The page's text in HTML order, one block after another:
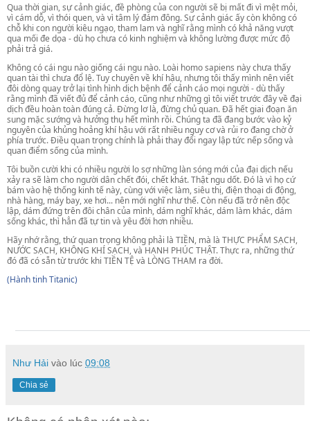
Qua thời gian, sự cảnh giác, đề phòng của con người sẽ bị mất đi vì mệt mỏi,
vì cám dỗ, vì thói quen, và vì tâm lý đám đông. Sự cảnh giác ấy còn không có
chỗ khi con người kiêu ngạo, tham lam và nghĩ rằng mình có khả năng vượt
qua mối đe dọa - dù họ chưa có kinh nghiệm và không lường được mức độ
phải trả giá.
Không có cái ngu nào giống cái ngu nào. Loài homo sapiens này chưa thấy
quan tài thì chưa đổ lệ. Tuy chuyên về khí hậu, nhưng tôi thấy mình nên viết
đôi dòng quay trở lại tình hình dịch bệnh để cảnh cáo mọi người - dù thấy
rằng mình đã viết đủ để cảnh cáo, cũng như những gì tôi viết trước đây về đại
dịch đều hoàn toàn đúng cả. Đừng lơ là, đừng chủ quan. Đã hết giai đoạn ăn
sung mặc sướng và hưởng thụ hết mình rồi. Chúng ta đã đang bước vào kỷ
nguyên của khủng hoảng khí hậu với rất nhiều nguy cơ và rủi ro đang chờ ở
phía trước. Điều quan trọng chính là phải thay đổi ngay lập tức nếp sống và
quan điểm sống của mình.
Tôi buồn cười khi có nhiều người lo sợ những làn sóng mới của đại dịch nếu
xảy ra sẽ làm cho người dân chết đói, chết khát. Thật ngu dốt. Đó là vì họ cứ
bám vào hệ thống kinh tế này, cùng với việc làm, siêu thị, điện thoại di động,
nhà hàng, máy bay, xe hơi... nên mới nghĩ như thế. Còn nếu đã trở nên độc
lập, dám đứng trên đôi chân của mình, dám nghĩ khác, dám làm khác, dám
sống khác, thì hẳn đã tự tin và yêu đời hơn nhiều.
Hãy nhớ rằng, thứ quan trọng không phải là TIỀN, mà là THỰC PHẨM SẠCH,
NƯỚC SẠCH, KHÔNG KHÍ SẠCH, và HẠNH PHÚC THẬT. Thực ra, những thứ
đó đã có sẵn từ trước khi TIỀN TỆ và LÒNG THAM ra đời.
(Hành tinh Titanic)
Như Hải vào lúc 09:08
Chia sẻ